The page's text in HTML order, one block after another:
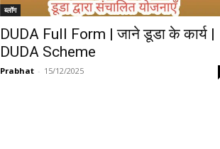
ब्लॉग
DUDA Full Form | जाने डूडा के कार्य |
DUDA Scheme
Prabhat - 15/12/2025